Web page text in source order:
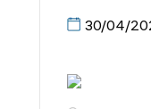
30/04/